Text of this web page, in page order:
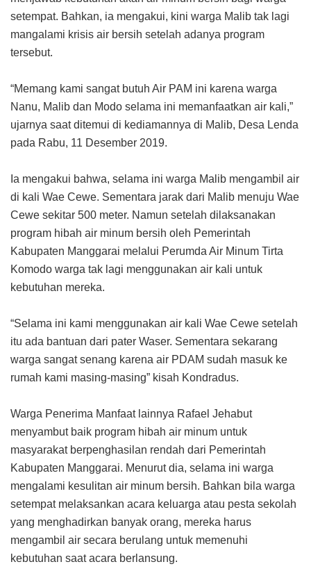
setempat. Bahkan, ia mengakui, kini warga Malib tak lagi
mangalami krisis air bersih setelah adanya program
tersebut.
“Memang kami sangat butuh Air PAM ini karena warga
Nanu, Malib dan Modo selama ini memanfaatkan air kali,”
ujarnya saat ditemui di kediamannya di Malib, Desa Lenda
pada Rabu, 11 Desember 2019.
Ia mengakui bahwa, selama ini warga Malib mengambil air
di kali Wae Cewe. Sementara jarak dari Malib menuju Wae
Cewe sekitar 500 meter. Namun setelah dilaksanakan
program hibah air minum bersih oleh Pemerintah
Kabupaten Manggarai melalui Perumda Air Minum Tirta
Komodo warga tak lagi menggunakan air kali untuk
kebutuhan mereka.
“Selama ini kami menggunakan air kali Wae Cewe setelah
itu ada bantuan dari pater Waser. Sementara sekarang
warga sangat senang karena air PDAM sudah masuk ke
rumah kami masing-masing” kisah Kondradus.
Warga Penerima Manfaat lainnya Rafael Jehabut
menyambut baik program hibah air minum untuk
masyarakat berpenghasilan rendah dari Pemerintah
Kabupaten Manggarai. Menurut dia, selama ini warga
mengalami kesulitan air minum bersih. Bahkan bila warga
setempat melaksankan acara keluarga atau pesta sekolah
yang menghadirkan banyak orang, mereka harus
mengambil air secara berulang untuk memenuhi
kebutuhan saat acara berlansung.